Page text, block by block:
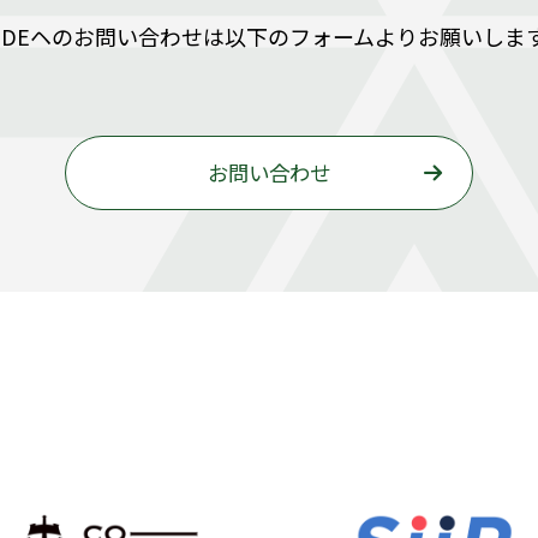
ヘのお問い合わせは以下のフォームよりお願いしま
お問い合わせ